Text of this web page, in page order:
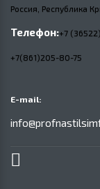
Россия, Республика
Телефон:+7
+7(861)205-80-75
E-mail: